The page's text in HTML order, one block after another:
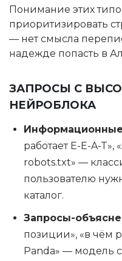
Понимание этих
приоритизировать
— нет смысла
надежде попасть в
ЗАПРОСЫ С
НЕЙРОБЛОКА
работает E-E-A-
robots.txt» —
пользователю
каталог.
Запросы-
позиции», «в чём
Panda» — модель